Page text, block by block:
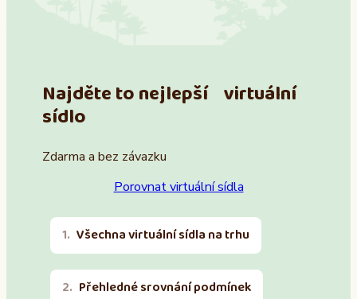
Najděte to nejlepší virtuální
sídlo
Zdarma a bez závazku
Porovnat virtuální sídla
Všechna virtuální sídla na trhu
Přehledné srovnání podmínek